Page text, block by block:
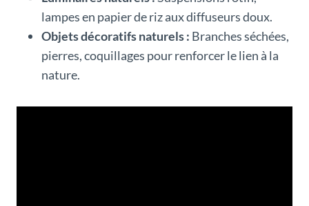
lampes en papier de riz aux diffuseurs doux.
Objets décoratifs naturels : Branches séchées,
pierres, coquillages pour renforcer le lien à la
nature.